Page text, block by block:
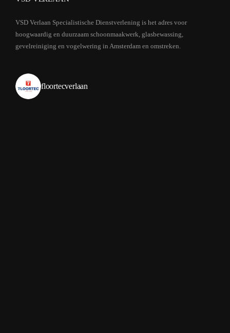
VSD Verlaan Specialistische Dienstverlening is het adres voor
hoogwaardig en duurzaam schoonmaakwerk, glasbewassing,
gevelreiniging en vogelwering in Amsterdam en omstreken.
floortecverlaan